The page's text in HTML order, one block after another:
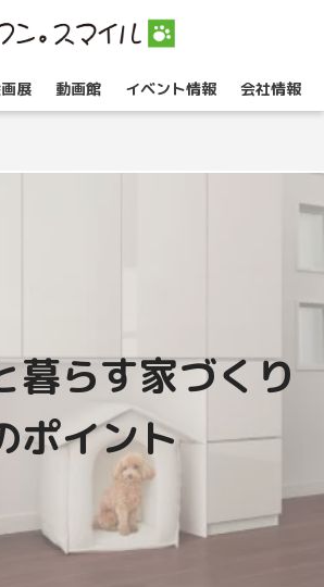
展 動画館 イベント情報 会社情報
暮らす家づくり
ポイント